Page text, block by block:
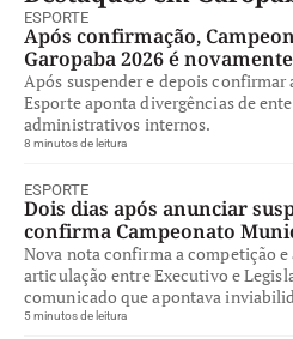
ESPORTE
Após confirmação,
Garopaba 2026 é
Após suspender e depois confirmar
Esporte aponta divergências de
administrativos internos.
8 minutos de leitura
ESPORTE
Dois dias após anunciar
confirma Campeonato
Nova nota confirma a competição
articulação entre Executivo e
comunicado que apontava
5 minutos de leitura